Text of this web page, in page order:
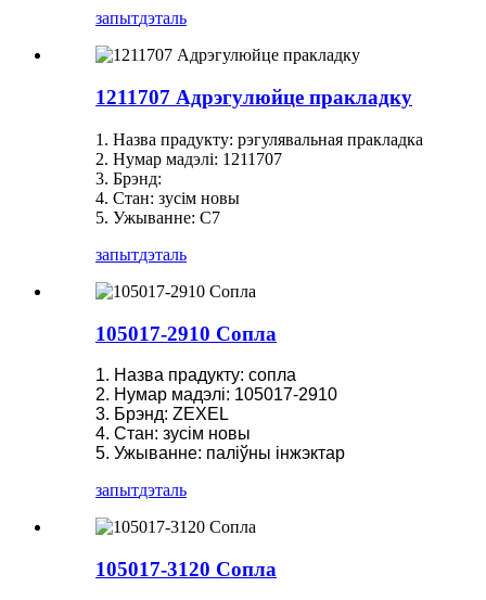
запытдэталь
1211707 Адрэгулюйце пракладку
1. Назва прадукту: рэгулявальная пракладка
2. Нумар мадэлі: 1211707
3. Брэнд:
4. Стан: зусім новы
5. Ужыванне: C7
запытдэталь
105017-2910 Сопла
1. Назва прадукту: сопла
2. Нумар мадэлі: 105017-2910
3. Брэнд: ZEXEL
4. Стан: зусім новы
5. Ужыванне: паліўны інжэктар
запытдэталь
105017-3120 Сопла